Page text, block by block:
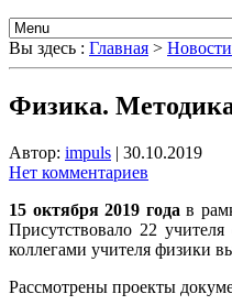
Вы здесь : Главная > Новости
Физика.
Автор: impuls | 30.10.2019
Нет комментариев
15 октября 2019 годав
Присутствовало 22
коллегами учителя физики
Рассмотрены проекты